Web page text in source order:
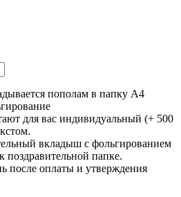
пополам в папку А4
для вас индивидуальный (+ 500
вкладыш с фольгированием
поздравительной папке.
после оплаты и утверждения